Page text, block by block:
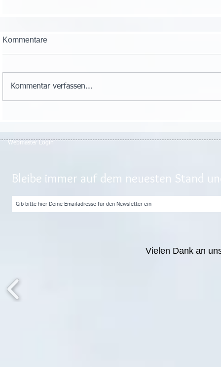
Kommentare
Kommentar verfassen...
Webmaster Login
Bleibe immer auf dem neuesten Stand
Vielen Dank an